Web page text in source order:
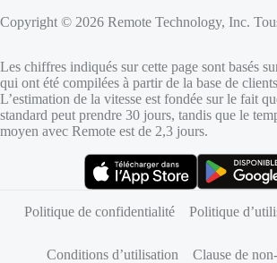
Copyright © 2026 Remote Technology, Inc.
Les chiffres indiqués sur cette page sont basés
qui ont été compilées à partir de la base de
L’estimation de la vitesse est fondée sur le fait
standard peut prendre 30 jours, tandis que le
moyen avec Remote est de 2,3 jours.
Politique de confidentialité
Politique
Conditions d’utilisation Clause de